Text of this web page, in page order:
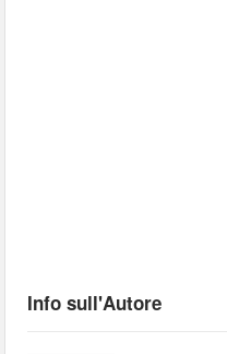
Info sull'Autore